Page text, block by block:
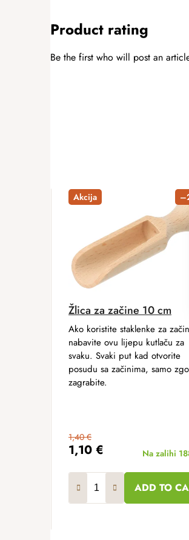
Product rating
Be the first who will post an
Akcija
Žlica za začine 10 cm
1,10 €
1,40 €
Na zalihi
ADD TO
Ako koristite staklenke za
nabavite ovu lijepu kutlaču za
svaku. Svaki put kad otvorite
posudu sa začinima, samo
zagrabite.